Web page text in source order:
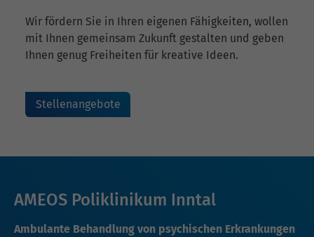
Wir fördern Sie in Ihren eigenen Fähigkeiten, wollen
mit Ihnen gemeinsam Zukunft gestalten und geben
Ihnen genug Freiheiten für kreative Ideen.
Stellenangebote
AMEOS Poliklinikum Inntal
Ambulante Behandlung von psychischen Erkrankungen